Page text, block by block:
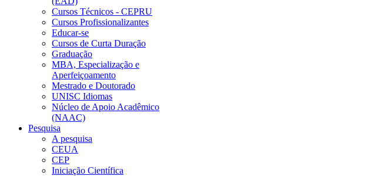
Cursos Técnicos - CEPRU
Cursos Profissionalizantes
Educar-se
Cursos de Curta Duração
Graduação
MBA, Especialização e
Aperfeiçoamento
Mestrado e Doutorado
UNISC Idiomas
Núcleo de Apoio Acadêmico
(NAAC)
Pesquisa
A pesquisa
CEUA
CEP
Iniciação Científica